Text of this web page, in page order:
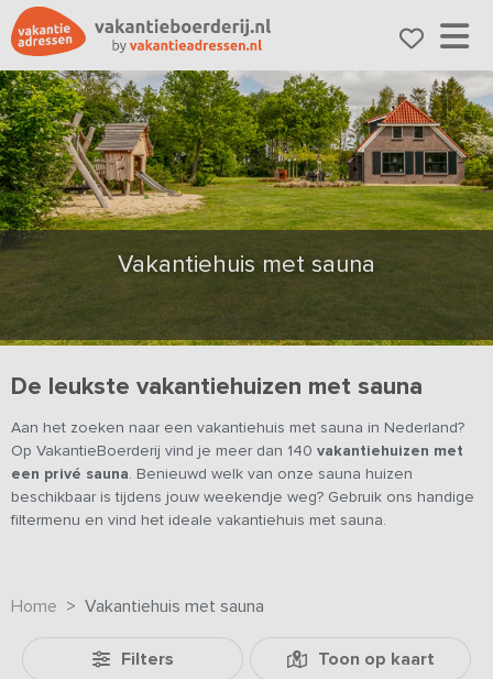
Vakantiehuis met sauna
De leukste vakantiehuizen met sauna
Aan het zoeken naar een vakantiehuis met sauna in Nederland?
Op VakantieBoerderij vind je meer dan 140 vakantiehuizen met
een privé sauna. Benieuwd welk van onze sauna huizen
beschikbaar is tijdens jouw weekendje weg? Gebruik ons handige
filtermenu en vind het ideale vakantiehuis met sauna.
Home Vakantiehuis met sauna
Filters Toon op kaart